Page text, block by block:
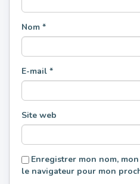
Nom *
E-mail *
Site web
Enregistrer mon nom,
le navigateur pour mon